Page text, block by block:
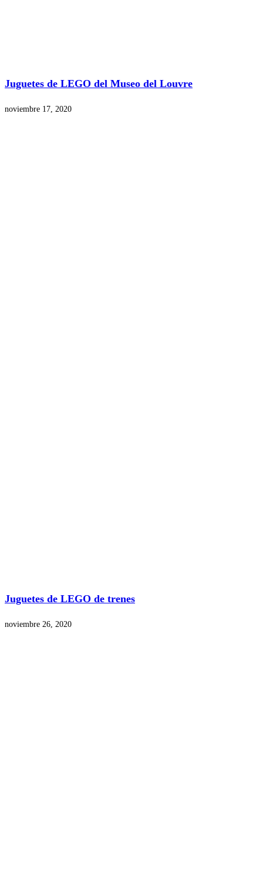
Juguetes de LEGO del Museo del Louvre
noviembre 17, 2020
Juguetes de LEGO de trenes
noviembre 26, 2020